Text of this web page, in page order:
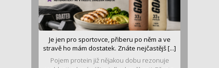
Je jen pro sportovce, přiberu po něm a ve
stravě ho mám dostatek. Znáte nejčastějš [...]
Pojem protein již nějakou dobu rezonuje